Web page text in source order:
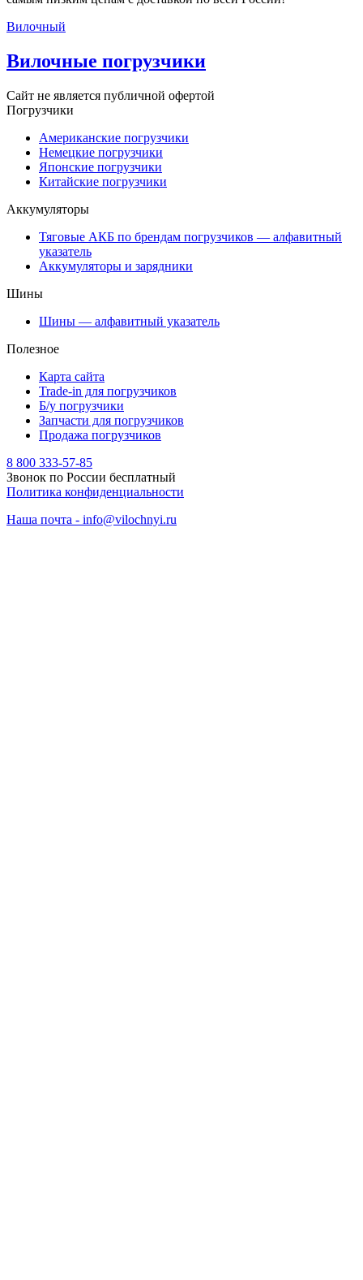
Вилочный
Вилочные погрузчики
Сайт не является публичной офертой
Погрузчики
Американские погрузчики
Немецкие погрузчики
Японские погрузчики
Китайские погрузчики
Аккумуляторы
Тяговые АКБ по брендам погрузчиков — алфавитный
указатель
Аккумуляторы и зарядники
Шины
Шины — алфавитный указатель
Полезное
Карта сайта
Trade-in для погрузчиков
Б/у погрузчики
Запчасти для погрузчиков
Продажа погрузчиков
8 800 333-57-85
Звонок по России бесплатный
Политика конфиденциальности
Наша почта - info@vilochnyi.ru